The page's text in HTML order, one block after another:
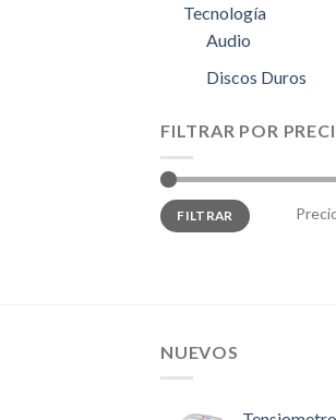
Tecnología
Audio
Discos Duros
FILTRAR POR
FILTRAR
NUEVOS